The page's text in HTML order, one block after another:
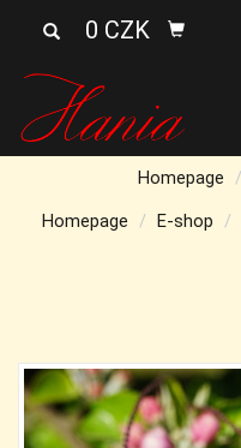
0 CZK
Homepage
Homepage
E-shop